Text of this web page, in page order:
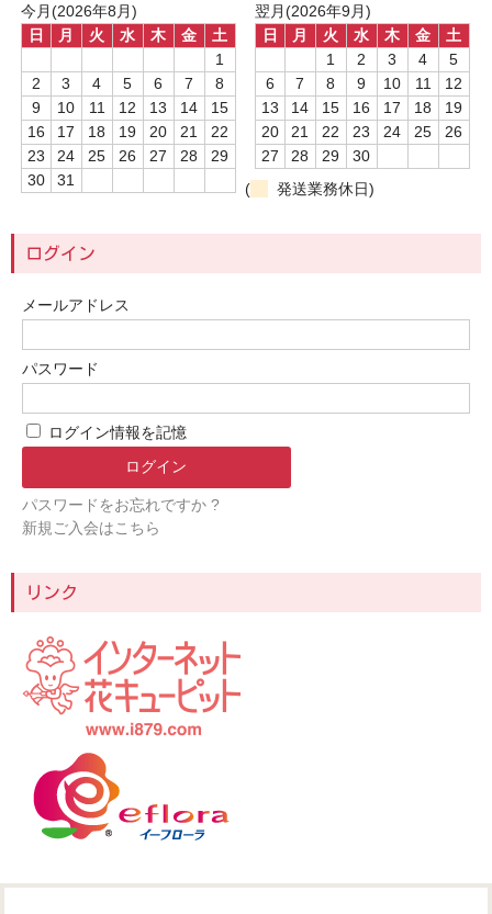
今月(2026年8月)
日
月 火 水 木 金
土
1
2
3 4 5 6 7
8
9
10 11 12 13 14
15
16
17 18 19 20 21
22
23
24 25 26 27 28
29
30
31
翌月(2026年9月)
日
月 火 水 木 金
土
1
2 3 4
5
6
7 8 9 10 11
12
13
14 15 16 17 18
19
20
21 22 23 24 25
26
27
28 29
30
(
発送業務休日)
ログイン
メールアドレス
パスワード
ログイン情報を記憶
パスワードをお忘れですか ?
新規ご入会はこちら
リンク